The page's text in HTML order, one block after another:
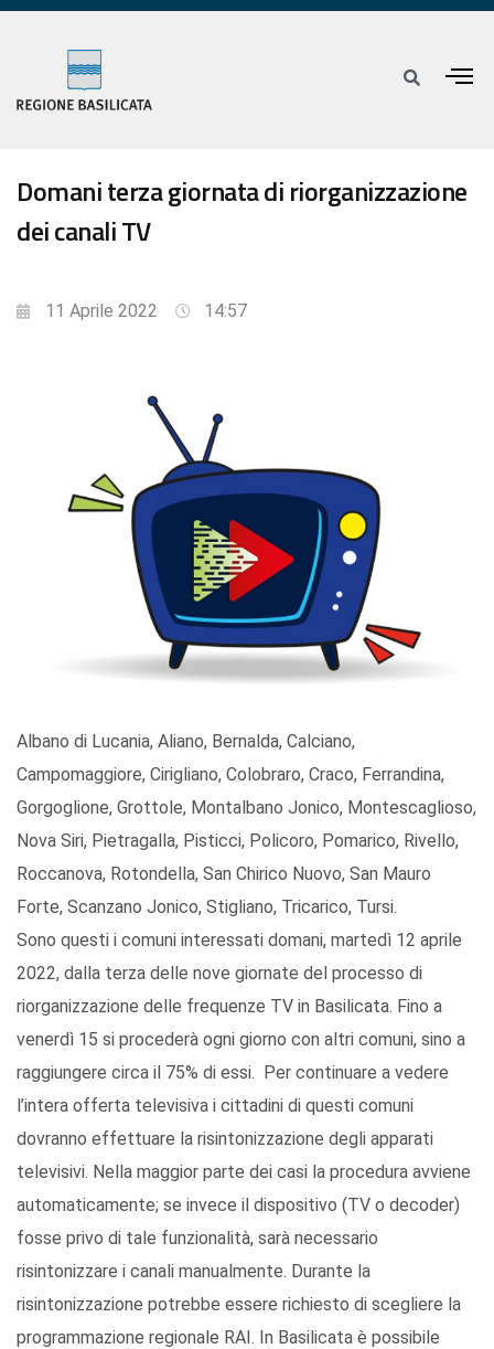
Domani terza giornata di riorganizzazione
dei canali TV
11 Aprile 2022 14:57
Albano di Lucania, Aliano, Bernalda, Calciano,
Campomaggiore, Cirigliano, Colobraro, Craco, Ferrandina,
Gorgoglione, Grottole, Montalbano Jonico, Montescaglioso,
Nova Siri, Pietragalla, Pisticci, Policoro, Pomarico, Rivello,
Roccanova, Rotondella, San Chirico Nuovo, San Mauro
Forte, Scanzano Jonico, Stigliano, Tricarico, Tursi.
Sono questi i comuni interessati domani, martedì 12 aprile
2022, dalla terza delle nove giornate del processo di
riorganizzazione delle frequenze TV in Basilicata. Fino a
venerdì 15 si procederà ogni giorno con altri comuni, sino a
raggiungere circa il 75% di essi. Per continuare a vedere
l’intera offerta televisiva i cittadini di questi comuni
dovranno effettuare la risintonizzazione degli apparati
televisivi. Nella maggior parte dei casi la procedura avviene
automaticamente; se invece il dispositivo (TV o decoder)
fosse privo di tale funzionalità, sarà necessario
risintonizzare i canali manualmente. Durante la
risintonizzazione potrebbe essere richiesto di scegliere la
programmazione regionale RAI. In Basilicata è possibile